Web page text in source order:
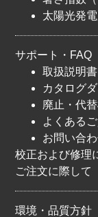
太陽光発
サポート・FAQ
取扱説明
カタログ
廃止・代
よくある
お問い合
校正および修理
ご注文に際して
環境・品質方針